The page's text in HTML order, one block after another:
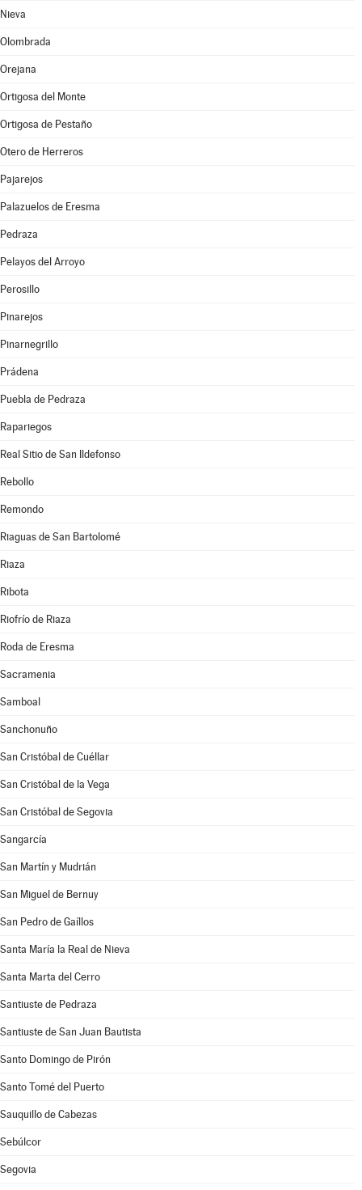
Nieva
Olombrada
Orejana
Ortigosa del Monte
Ortigosa de Pestaño
Otero de Herreros
Pajarejos
Palazuelos de Eresma
Pedraza
Pelayos del Arroyo
Perosillo
Pinarejos
Pinarnegrillo
Prádena
Puebla de Pedraza
Rapariegos
Real Sitio de San Ildefonso
Rebollo
Remondo
Riaguas de San Bartolomé
Riaza
Ribota
Riofrío de Riaza
Roda de Eresma
Sacramenia
Samboal
Sanchonuño
San Cristóbal de Cuéllar
San Cristóbal de la Vega
San Cristóbal de Segovia
Sangarcía
San Martín y Mudrián
San Miguel de Bernuy
San Pedro de Gaíllos
Santa María la Real de Nieva
Santa Marta del Cerro
Santiuste de Pedraza
Santiuste de San Juan Bautista
Santo Domingo de Pirón
Santo Tomé del Puerto
Sauquillo de Cabezas
Sebúlcor
Segovia